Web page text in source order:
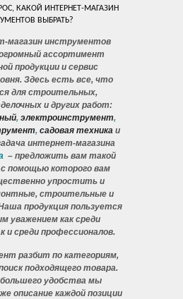
КАКОЙ ИНТЕРНЕТ-МАГАЗИН
ВЫБРАТЬ?
магазин инструментов
ассортимент
продукции и сервис
Здесь есть все, что
для строительных,
и других работ:
,электроинструмент,
, садовая техника и
интернет-магазина
– предложить вам такой
помощью которого вам
упростить и
строительные и
продукция пользуется
уважением как среди
и среди профессионалов.
разбит по категориям,
подходящего товара.
удобства мы
описание каждой позиции